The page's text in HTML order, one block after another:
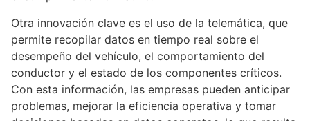
Otra innovación clave es el uso de la telemática, que
permite recopilar datos en tiempo real sobre el
desempeño del vehículo, el comportamiento del
conductor y el estado de los componentes críticos.
Con esta información, las empresas pueden anticipar
problemas, mejorar la eficiencia operativa y tomar